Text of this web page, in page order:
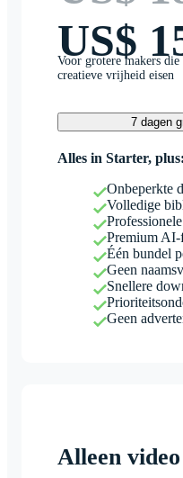
US$
Voor grotere makers die
creatieve vrijheid eisen
7 dagen
Alles in Starter, plus:
Onbeperkte
Volledige
Premium AI-
Één bundel
Geen
Snellere
Geen
Alleen video